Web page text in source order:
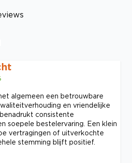
algemeen een betrouwbare
en vriendelijke
consistente
soepele bestelervaring. Een klein
vertragingen of uitverkochte
stemming blijft positief.